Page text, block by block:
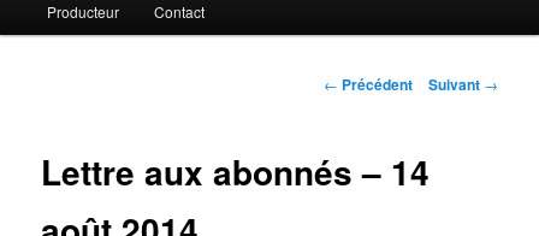
au
Producteur Contact
Navigation
← Précédent Suivant →
Lettre aux abonnés – 14